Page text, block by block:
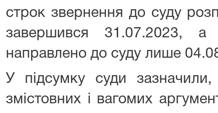
строк звернення до суду
завершився 31.07.2023,
направлено до суду лише
У підсумку суди
змістовних і вагомих